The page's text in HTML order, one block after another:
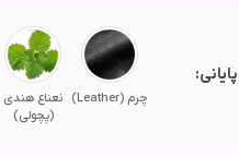
چرم (Leather)
نعناع هندی
(پچولی)